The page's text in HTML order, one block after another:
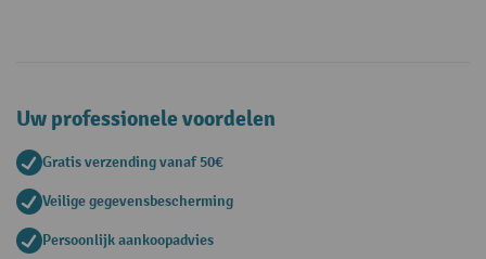
Uw professionele voordelen
Gratis verzending vanaf 50€
Veilige gegevensbescherming
Persoonlijk aankoopadvies